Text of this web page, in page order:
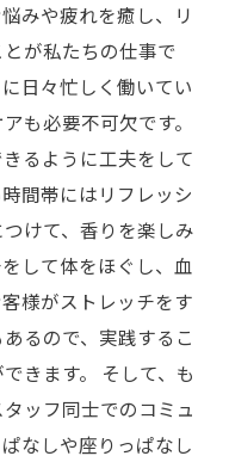
みや疲れを癒し、リ
が私たちの仕事で
日々忙しく働いてい
も必要不可欠です。
るように工夫をして
間帯にはリフレッシ
けて、香りを楽しみ
して体をほぐし、血
様がストレッチをす
るので、実践するこ
きます。 そして、も
ッフ同士でのコミュ
なしや座りっぱなし